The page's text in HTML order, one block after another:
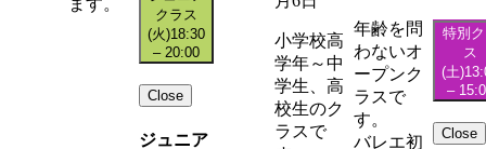
ます。
クラス
(火)18:30
– 20:00
Close
ジュニア
小学校高
学年～中
学生、高
校生のク
ラスで
年齢を問
わないオ
ープンク
ラスで
す。
バレエ初
特別
ス
(土)
–
Close